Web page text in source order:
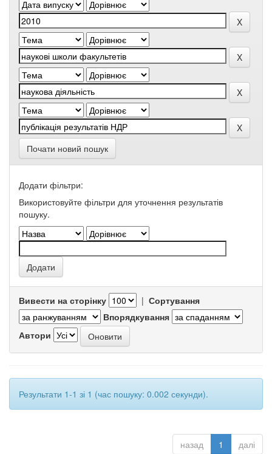
Почати новий пошук
Додати фільтри:
Використовуйте фільтри для уточнення результатів
пошуку.
Вивести на сторінку | Сортування
Впорядкування
Автори
Результати 1-1 зі 1 (час пошуку: 0.002 секунди).
назад 1 далі